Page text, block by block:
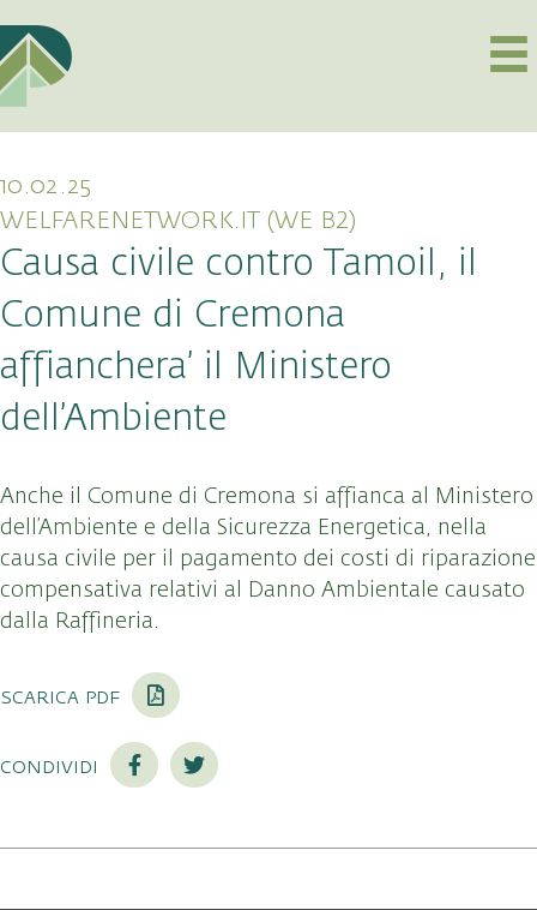
10.02.25
WELFARENETWORK.IT (WE B2)
Causa civile contro Tamoil, il
Comune di Cremona
affianchera’ il Ministero
dell’Ambiente
Anche il Comune di Cremona si affianca al Ministero
dell’Ambiente e della Sicurezza Energetica, nella
causa civile per il pagamento dei costi di riparazione
compensativa relativi al Danno Ambientale causato
dalla Raffineria.
scarica pdf
condividi